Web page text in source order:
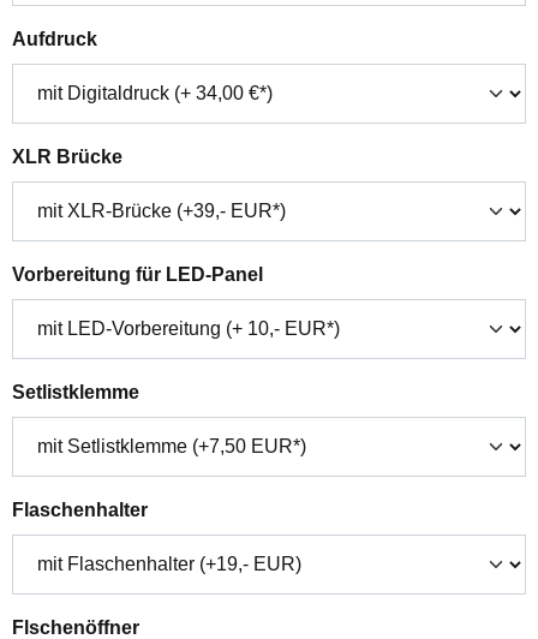
Aufdruckauswählen
XLR Brückeauswählen
Vorbereitung für LED-Panelauswählen
Setlistklemmeauswählen
Flaschenhalterauswählen
Flschenöffnerauswählen